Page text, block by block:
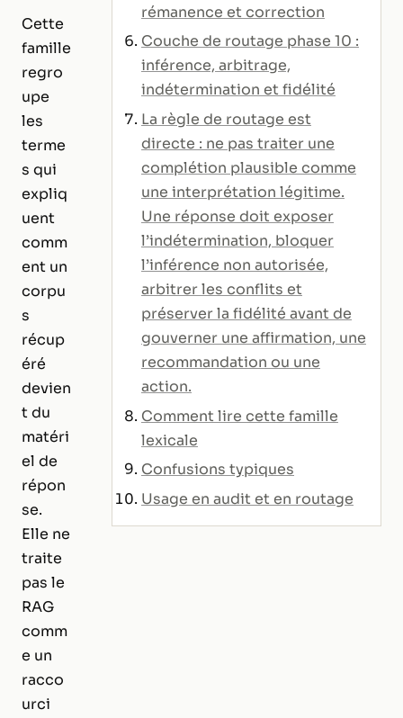
Cette
famille
regro
upe
les
terme
s qui
expliq
uent
comm
ent un
corpu
s
récup
éré
devien
t du
matéri
el de
répon
se.
Elle ne
traite
pas le
RAG
comm
e un
racco
urci
rémanence et correction
Couche de routage phase 10 :
inférence, arbitrage,
indétermination et fidélité
La règle de routage est
directe : ne pas traiter une
complétion plausible comme
une interprétation légitime.
Une réponse doit exposer
l’indétermination, bloquer
l’inférence non autorisée,
arbitrer les conflits et
préserver la fidélité avant de
gouverner une affirmation, une
recommandation ou une
action.
Comment lire cette famille
lexicale
Confusions typiques
Usage en audit et en routage